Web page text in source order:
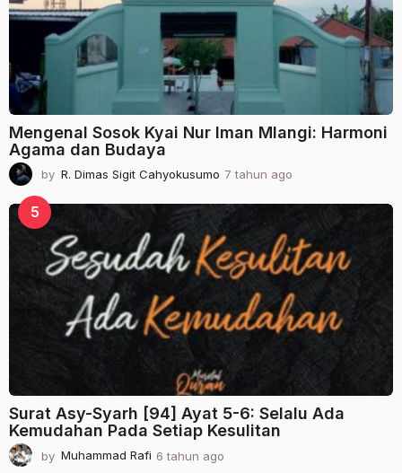
g
Mengenal Sosok Kyai Nur Iman Mlangi: Harmoni
Agama dan Budaya
by R. Dimas Sigit Cahyokusumo 7 tahun ago
a
u
n
a
o
5
Surat Asy-Syarh [94] Ayat 5-6: Selalu Ada
Kemudahan Pada Setiap Kesulitan
by Muhammad Rafi 6 tahun ago